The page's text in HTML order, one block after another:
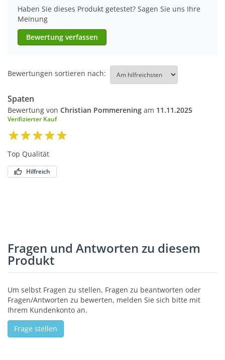
Haben Sie dieses Produkt getestet? Sagen Sie uns Ihre
Meinung
Bewertung verfassen
Bewertungen sortieren nach:
Spaten
Bewertung von Christian Pommerening am 11.11.2025
Verifizierter Kauf
Top Qualität
Hilfreich
Fragen und Antworten zu diesem
Produkt
Um selbst Fragen zu stellen, Fragen zu beantworten oder
Fragen/Antworten zu bewerten, melden Sie sich bitte mit
Ihrem Kundenkonto an.
Frage stellen